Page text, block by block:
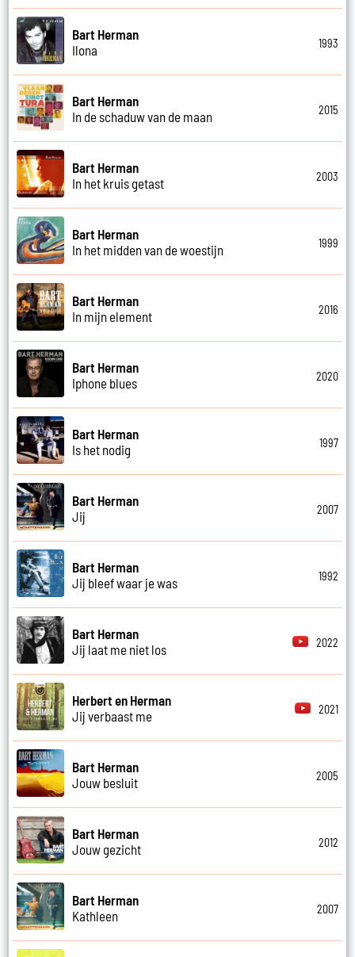
Bart Herman
Ilona
1993
Bart Herman
In de schaduw van de maan
2015
Bart Herman
In het kruis getast
2003
Bart Herman
In het midden van de woestijn
1999
Bart Herman
In mijn element
2016
Bart Herman
Iphone blues
2020
Bart Herman
Is het nodig
1997
Bart Herman
Jij
2007
Bart Herman
Jij bleef waar je was
1992
Bart Herman
Jij laat me niet los
2022
Herbert en Herman
Jij verbaast me
2021
Bart Herman
Jouw besluit
2005
Bart Herman
Jouw gezicht
2012
Bart Herman
Kathleen
2007